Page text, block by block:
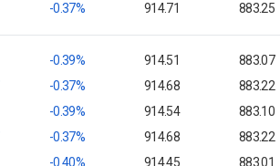
-0.37% 914.71 883.25
-0.39% 914.51 883.07
-0.37% 914.68 883.22
-0.39% 914.54 883.10
-0.37% 914.68 883.22
-0.40% 914.45 883.01